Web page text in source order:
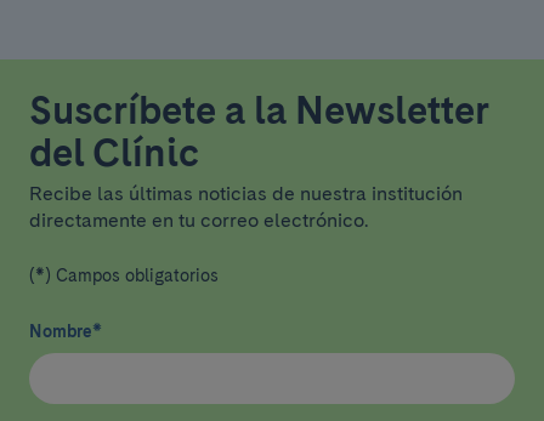
Suscríbete a la Newsletter
del Clínic
Recibe las últimas noticias de nuestra institución
directamente en tu correo electrónico.
(*) Campos obligatorios
Nombre*